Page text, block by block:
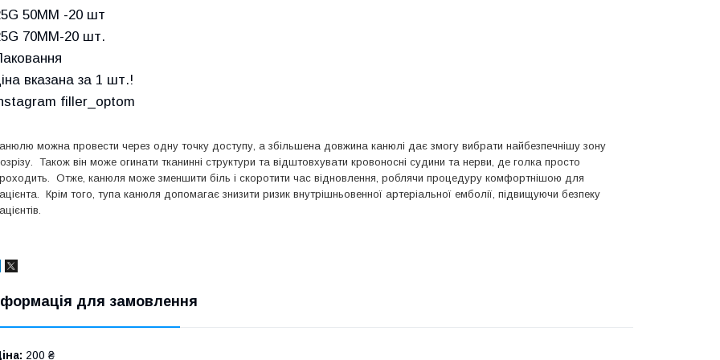
50MM -20 шт
70MM-20 шт.
вказана за 1 шт.!
filler_optom
можна провести через одну точку доступу, а збільшена довжина канюлі дає змогу вибрати найбезпечнішу зону
Також він може огинати тканинні структури та відштовхувати кровоносні судини та нерви, де голка просто
Отже, канюля може зменшити біль і скоротити час відновлення, роблячи процедуру комфортнішою для
Крім того, тупа канюля допомагає знизити ризик внутрішньовенної артеріальної емболії, підвищуючи безпеку
для замовлення
200 ₴